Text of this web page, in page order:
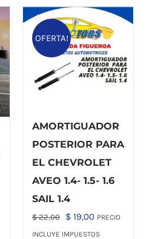
OFERTA!
AMORTIGUADOR
POSTERIOR PARA
EL CHEVROLET
AVEO 1.4- 1.5- 1.6
SAIL 1.4
$22,00
El
precio
$ 19,00El
precio
PRECIO
INCLUYE IMPUESTOS